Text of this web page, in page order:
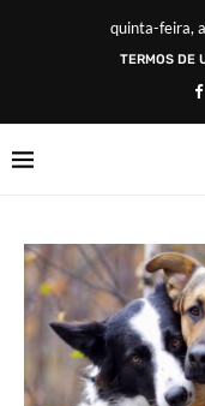
quinta-feira,
TERMOS DE